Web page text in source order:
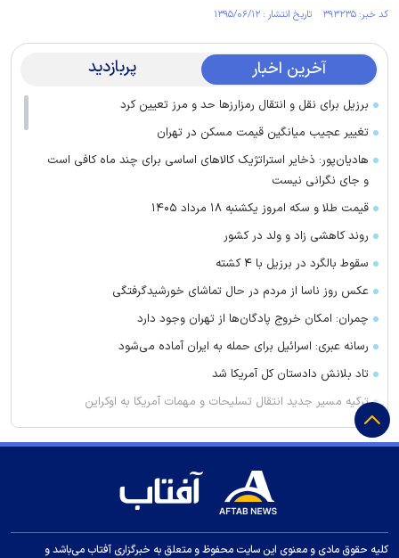
کد خبر: ۳۹۳۲۳۵ تاریخ انتشار : ۱۳۹۵/۰۶/۱۲
آخرین اخبار پربازدید
برزیل برای نقل‌ و انتقال رمزارز‌ها حد و مرز تعیین کرد
تغییر عجیب میانگین قیمت مسکن در تهران
هادیان‌پور: ذخایر استراتژیک کالا‌های اساسی برای چند ماه کافی است
و جای نگرانی نیست
قیمت طلا و سکه امروز یکشنبه ۱۸ مرداد ۱۴۰۵
روند کاهشی زاد و ولد در کشور
سقوط بالگرد در برزیل با ۴ کشته
عکس روز ناسا از مردم در حال تماشای خورشیدگرفتگی
چمران: امکان خروج پادگان‌ها از تهران وجود دارد
رسانه عبری: اسرائیل برای حمله به ایران آماده می‌شود
تاد بلانش دادستان کل آمریکا شد
ترکیه مسیر جدید انتقال تسلیحات و مهمات آمریکا به اوکراین
جنگ و قطع اینترنت با خرید آنلاین ایرانی‌ها چه کرد؟
گفتگوی نخست‌وزیر هند و معاون ترامپ/ محور رایزنی مودی و ونس
چه بود؟
کلیه حقوق مادی و معنوی این سایت محفوظ و متعلق به خبرگزاری آفتاب می‌باشد و